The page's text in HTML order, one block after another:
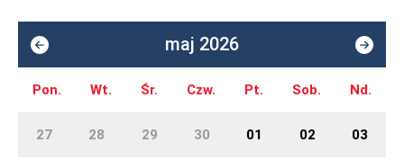
maj 2026
Pon. Wt. Śr. Czw. Pt. Sob. Nd.
27 28 29 30 01 02 03